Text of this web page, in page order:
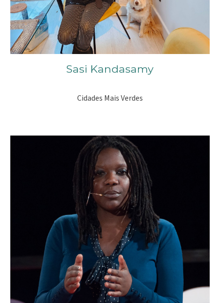
Sasi Kandasamy
Cidades Mais Verdes